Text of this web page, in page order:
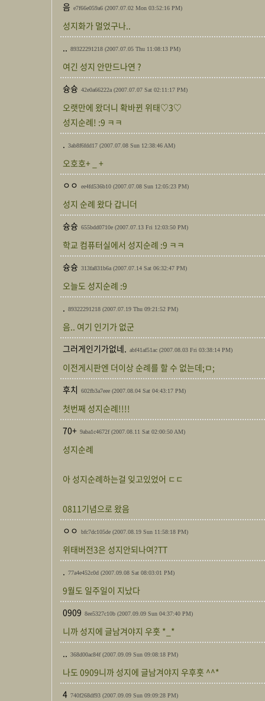
음 e7f66e059a6 (2007.07.02 Mon 03:52:16 PM)
성지화가 멀었구나..
.. 89322291218 (2007.07.05 Thu 11:08:13 PM)
여긴 성지 안만드나연 ?
슝슝 42e0a66222a (2007.07.07 Sat 02:11:17 PM)
오랫만에 왔더니 확바뀐 위태♡3♡
성지순례! :9 ㅋㅋ
. 3ab8f6fdd17 (2007.07.08 Sun 12:38:46 AM)
오호호+ _ +
ㅇㅇ
ee4fd536b10 (2007.07.08 Sun 12:05:23 PM)
성지 순례 왔다 갑니더
슝슝 655bdd0710e (2007.07.13 Fri 12:03:50 PM)
학교 컴퓨터실에서 성지순례 :9 ㅋㅋ
슝슝 313fa831b6a (2007.07.14 Sat 06:32:47 PM)
오늘도 성지순례 :9
. 89322291218 (2007.07.19 Thu 09:21:52 PM)
음.. 여기 인기가 없군
그러게인기가없네. abf41af51ac (2007.08.03 Fri 03:38:14 PM)
이전게시판엔 더이상 순례를 할 수 없는데;ㅁ;
후치
602fb3a7eee (2007.08.04 Sat 04:43:17 PM)
첫번째 성지순례!!!!
70+ 9aba1c4672f (2007.08.11 Sat 02:00:50 AM)
성지순례
아 성지순례하는걸 잊고있었어 ㄷㄷ
0811기념으로 왔음
ㅇㅇ
bfc7dc105de (2007.08.19 Sun 11:58:18 PM)
위태버전3은 성지안되나여?TT
. 77a4e452c0d (2007.09.08 Sat 08:03:01 PM)
9월도 일주일이 지났다
0909 8ee5327c10b (2007.09.09 Sun 04:37:40 PM)
니까 성지에 글남겨야지 우훗 *_*
.. 368d00ac84f (2007.09.09 Sun 09:08:18 PM)
나도 0909니까 성지에 글남겨야지 우후훗 ^^*
4 740f268df93 (2007.09.09 Sun 09:09:28 PM)